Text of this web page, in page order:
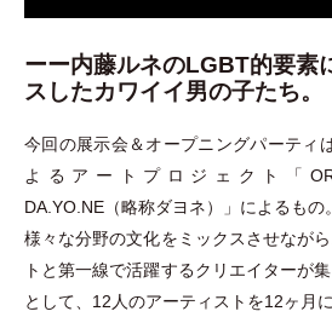
ーー内藤ルネのLGBT的要素
スしたカワイイ男の子たち。
今回の展示会＆オープニングパーティは
よるアートプロジェクト
「
DA.YO.NE （略称ダヨネ） 」 によるもの。
様々な分野の文化をミックスさせなが
トと第一線で活躍するクリエイターが
として、12人のアーティストを12ヶ月